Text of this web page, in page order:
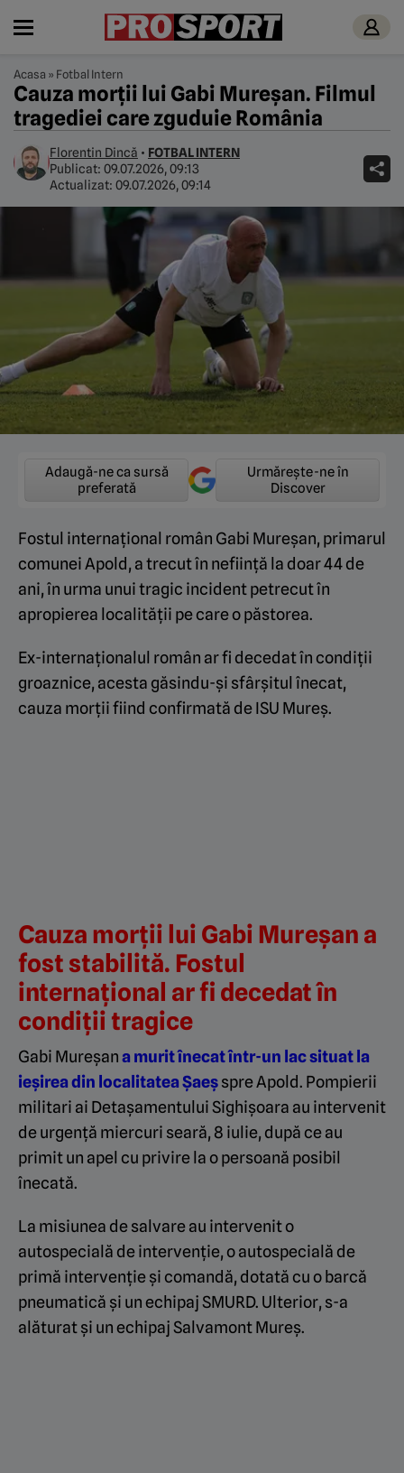
Acasa » Fotbal Intern
Cauza morții lui Gabi Mureșan. Filmul
tragediei care zguduie România
Florentin Dincă • FOTBAL INTERN
Publicat: 09.07.2026, 09:13
Actualizat: 09.07.2026, 09:14
Adaugă-ne ca sursă
preferată
Urmărește-ne în
Discover
Fostul internațional român Gabi Mureșan, primarul
comunei Apold, a trecut în neființă la doar 44 de
ani, în urma unui tragic incident petrecut în
apropierea localității pe care o păstorea.
Ex-internaționalul român ar fi decedat în condiții
groaznice, acesta găsindu-și sfârșitul înecat,
cauza morții fiind confirmată de ISU Mureș.
Cauza morții lui Gabi Mureșan a
fost stabilită. Fostul
internațional ar fi decedat în
condiții tragice
Gabi Mureșana murit înecat într-un lac situat la
ieșirea din localitatea Șaeșspre Apold. Pompierii
militari ai Detașamentului Sighișoara au intervenit
de urgență miercuri seară, 8 iulie, după ce au
primit un apel cu privire la o persoană posibil
înecată.
La misiunea de salvare au intervenit o
autospecială de intervenție, o autospecială de
primă intervenție și comandă, dotată cu o barcă
pneumatică și un echipaj SMURD. Ulterior, s-a
alăturat și un echipaj Salvamont Mureș.